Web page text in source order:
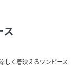
ス
しく着映えるワンピース